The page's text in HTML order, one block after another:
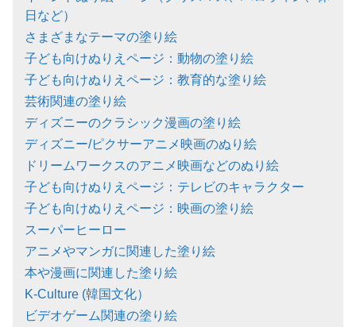
日など）
さまざまなテーマの塗り絵
子ども向けぬりえページ：動物の塗り絵
子ども向けぬりえページ：教育的な塗り絵
芸術関連の塗り絵
ディズニーのクラシック漫画の塗り絵
ディズニー/ピクサーアニメ映画のぬり絵
ドリームワークスのアニメ映画などのぬり絵
子ども向けぬりえページ：テレビのキャラクター
子ども向けぬりえページ：映画の塗り絵
スーパーヒーロー
アニメやマンガに関連した塗り絵
本や漫画に関連した塗り絵
K-Culture (韓国文化）
ビデオゲーム関連の塗り絵